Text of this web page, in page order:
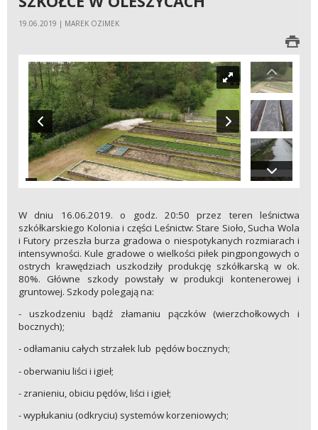
19.06.2019 | MAREK OZIMEK
W dniu 16.06.2019. o godz. 20:50 przez teren leśnictwa
szkółkarskiego Kolonia i części Leśnictw: Stare Sioło, Sucha Wola
i Futory przeszła burza gradowa o niespotykanych rozmiarach i
intensywności. Kule gradowe o wielkości piłek pingpongowych o
ostrych krawędziach uszkodziły produkcję szkółkarską w ok.
80%. Główne szkody powstały w produkcji kontenerowej i
gruntowej. Szkody polegają na:
- uszkodzeniu bądź złamaniu pączków (wierzchołkowych i
bocznych);
- odłamaniu całych strzałek lub pędów bocznych;
- oberwaniu liści i igieł;
- zranieniu, obiciu pędów, liści i igieł;
- wypłukaniu (odkryciu) systemów korzeniowych;